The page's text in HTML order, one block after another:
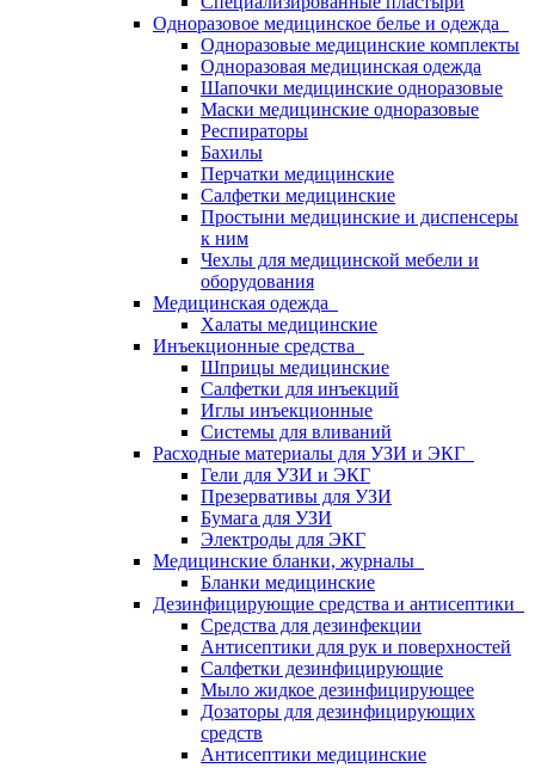
Одноразовое медицинское белье и одежда
Одноразовые медицинские комплекты
Одноразовая медицинская одежда
Шапочки медицинские одноразовые
Маски медицинские одноразовые
Респираторы
Бахилы
Перчатки медицинские
Салфетки медицинские
Простыни медицинские и диспенсеры
к ним
Чехлы для медицинской мебели и
оборудования
Медицинская одежда
Халаты медицинские
Инъекционные средства
Шприцы медицинские
Салфетки для инъекций
Иглы инъекционные
Системы для вливаний
Расходные материалы для УЗИ и ЭКГ
Гели для УЗИ и ЭКГ
Презервативы для УЗИ
Бумага для УЗИ
Электроды для ЭКГ
Медицинские бланки, журналы
Бланки медицинские
Дезинфицирующие средства и антисептики
Средства для дезинфекции
Антисептики для рук и поверхностей
Салфетки дезинфицирующие
Мыло жидкое дезинфицирующее
Дозаторы для дезинфицирующих
средств
Антисептики медицинские